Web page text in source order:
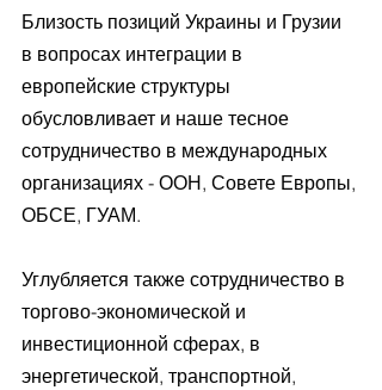
Близость позиций Украины и Грузии
в вопросах интеграции в
европейские структуры
обусловливает и наше тесное
сотрудничество в международных
организациях - ООН, Совете Европы,
ОБСЕ, ГУАМ.
Углубляется также сотрудничество в
торгово-экономической и
инвестиционной сферах, в
энергетической, транспортной,